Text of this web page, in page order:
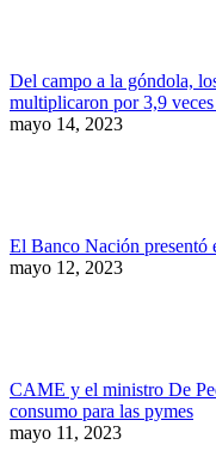
Del campo a la góndola,
multiplicaron por 3,9
mayo 14, 2023
El Banco Nación
mayo 12, 2023
CAME y el ministro De
consumo para las pymes
mayo 11, 2023